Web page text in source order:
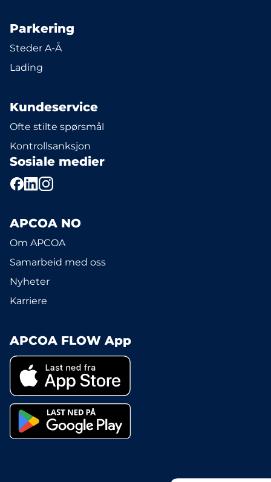
Parkering
Steder A-Å
Lading
Kundeservice
Ofte stilte spørsmål
Kontrollsanksjon
Sosiale medier
APCOA NO
Om APCOA
Samarbeid med oss
Nyheter
Karriere
APCOA FLOW App